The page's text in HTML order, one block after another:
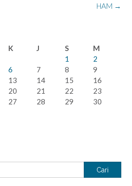
HAM →
K J S
M
1
2
6 7 8
9
13 14 15
16
20 21 22
23
27 28 29
30
Cari